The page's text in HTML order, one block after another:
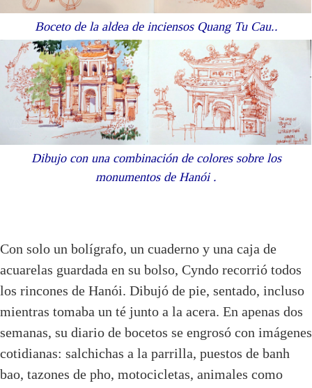
Boceto de la aldea de inciensos Quang Tu Cau..
Dibujo con una combinación de colores sobre los
monumentos de Hanói .
Con solo un bolígrafo, un cuaderno y una caja de
acuarelas guardada en su bolso, Cyndo recorrió todos
los rincones de Hanói. Dibujó de pie, sentado, incluso
mientras tomaba un té junto a la acera. En apenas dos
semanas, su diario de bocetos se engrosó con imágenes
cotidianas: salchichas a la parrilla, puestos de banh
bao, tazones de pho, motocicletas, animales como